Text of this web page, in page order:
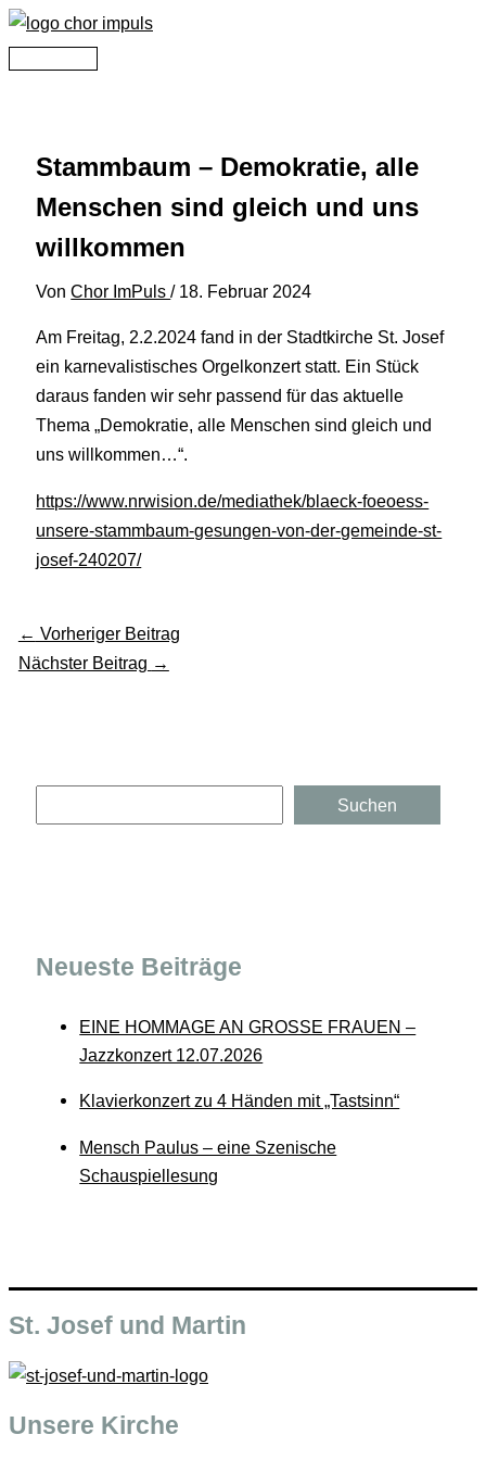
Zum
Inhalt
Hauptmenü
Stammbaum – Demokratie, alle
Menschen sind gleich und uns
willkommen
VonChor ImPuls/ 18. Februar 2024
Am Freitag, 2.2.2024 fand in der Stadtkirche St. Josef
ein karnevalistisches Orgelkonzert statt. Ein Stück
daraus fanden wir sehr passend für das aktuelle
Thema „Demokratie, alle Menschen sind gleich und
uns willkommen…“.
https://www.nrwision.de/mediathek/blaeck-foeoess-
unsere-stammbaum-gesungen-von-der-gemeinde-st-
josef-240207/
← Vorheriger Beitrag
Nächster Beitrag →
Suchen
Neueste Beiträge
EINE HOMMAGE AN GROSSE FRAUEN –
Jazzkonzert 12.07.2026
Klavierkonzert zu 4 Händen mit „Tastsinn“
Mensch Paulus – eine Szenische
Schauspiellesung
St. Josef und Martin
Unsere Kirche